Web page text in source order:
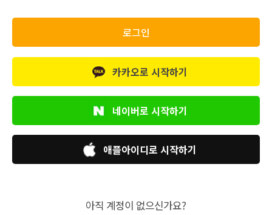
로그인
카카오로 시작하기
네이버로 시작하기
애플아이디로 시작하기
아직 계정이 없으신가요?